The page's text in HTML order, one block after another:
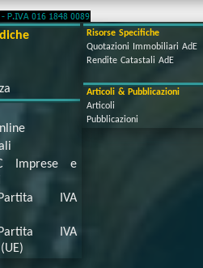
Imprese e
IVA
IVA
Risorse Specifiche
Quotazioni Immobiliari AdE
Rendite Catastali AdE
Articoli & Pubblicazioni
Articoli
Pubblicazioni